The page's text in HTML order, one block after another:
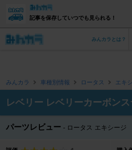
記事を保存していつでも見られる！
みんカラとは？
みんカラ 車種別情報 ロータス エキ
レベリー レベリーカーボン
パーツレビュー ロータス エキシージ